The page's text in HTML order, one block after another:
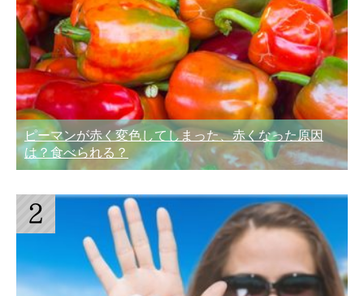
ピーマンが赤く変色してしまった、赤くなった原因
は？食べられる？